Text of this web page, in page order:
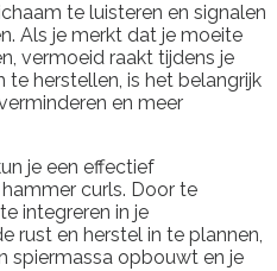
te luisteren en signalen
Als je merkt dat je moeite
vermoeid raakt tijdens je
herstellen, is het belangrijk
en meer
je een effectief
curls. Door te
integreren in je
rust en herstel in te plannen,
spiermassa opbouwt en je